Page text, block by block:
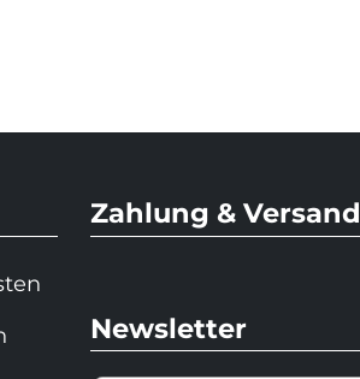
Zahlung & Versand
Newsletter